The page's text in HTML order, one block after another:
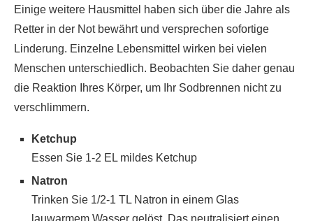
Einige weitere Hausmittel haben sich über die Jahre als
Retter in der Not bewährt und versprechen sofortige
Linderung. Einzelne Lebensmittel wirken bei vielen
Menschen unterschiedlich. Beobachten Sie daher genau
die Reaktion Ihres Körper, um Ihr Sodbrennen nicht zu
verschlimmern.
Ketchup
Essen Sie 1-2 EL mildes Ketchup
Natron
Trinken Sie 1/2-1 TL Natron in einem Glas
lauwarmem Wasser gelöst. Das neutralisiert einen